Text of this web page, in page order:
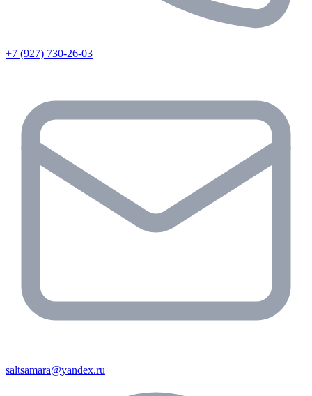
+7 (927) 730-26-03
saltsamara@yandex.ru